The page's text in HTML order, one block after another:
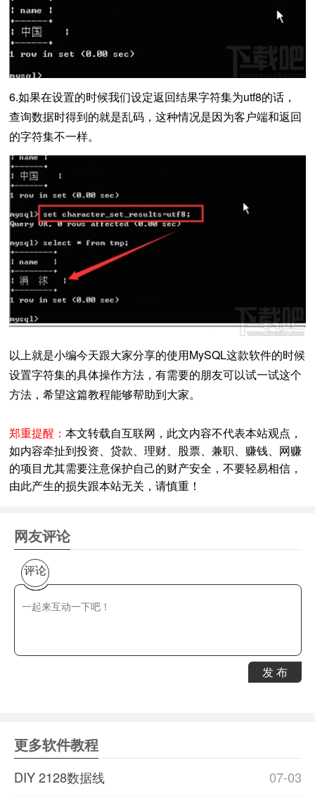
6.如果在设置的时候我们设定返回结果字符集为utf8的话，
查询数据时得到的就是乱码，这种情况是因为客户端和返回
的字符集不一样。
以上就是小编今天跟大家分享的使用MySQL这款软件的时候
设置字符集的具体操作方法，有需要的朋友可以试一试这个
方法，希望这篇教程能够帮助到大家。
郑重提醒： 本文转载自互联网，此文内容不代表本站观点，
如内容牵扯到投资、贷款、理财、股票、兼职、赚钱、网赚
的项目尤其需要注意保护自己的财产安全，不要轻易相信，
由此产生的损失跟本站无关，请慎重！
网友评论
评论
发 布
更多软件教程
07-03
DIY 2128数据线